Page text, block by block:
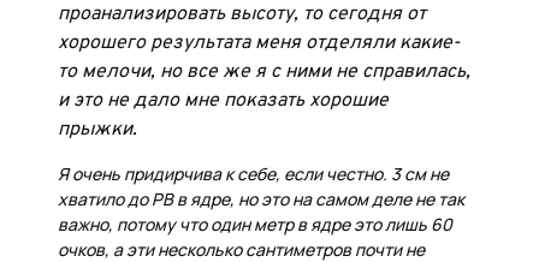
проанализировать высоту, то сегодня от
хорошего результата меня отделяли какие-
то мелочи, но все же я с ними не справилась,
и это не дало мне показать хорошие
прыжки.
Я очень придирчива к себе, если честно. 3 см не
хватило до PB в ядре, но это на самом деле не так
важно, потому что один метр в ядре это лишь 60
очков, а эти несколько сантиметров почти не